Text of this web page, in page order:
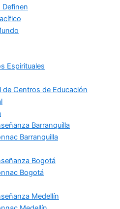
Definen
Espirituales
de Centros de Educación
Barranquilla
Barranquilla
Bogotá
Bogotá
Medellín